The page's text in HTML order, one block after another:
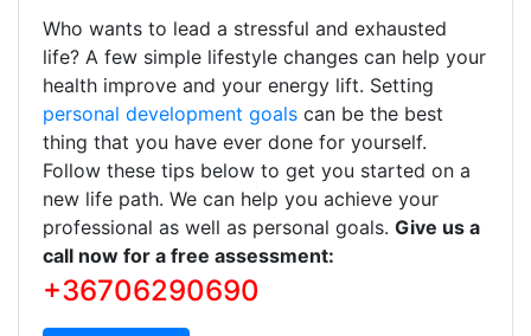
Who wants to lead a stressful and exhausted
life? A few simple lifestyle changes can help your
health improve and your energy lift. Setting
personal development goals can be the best
thing that you have ever done for yourself.
Follow these tips below to get you started on a
new life path. We can help you achieve your
professional as well as personal goals. Give us a
call now for a free assessment:
+36706290690